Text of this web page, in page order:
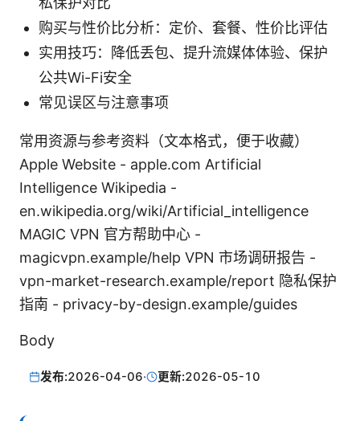
购买与性价比分析：定价、套餐、性价比评估
实用技巧：降低丢包、提升流媒体体验、保护
公共Wi-Fi安全
常见误区与注意事项
常用资源与参考资料（文本格式，便于收藏）
Apple Website - apple.com Artificial
Intelligence Wikipedia -
en.wikipedia.org/wiki/Artificial_intelligence
MAGIC VPN 官方帮助中心 -
magicvpn.example/help VPN 市场调研报告 -
vpn-market-research.example/report 隐私保护
指南 - privacy-by-design.example/guides
Body
发布:2026-04-06· 更新:2026-05-10